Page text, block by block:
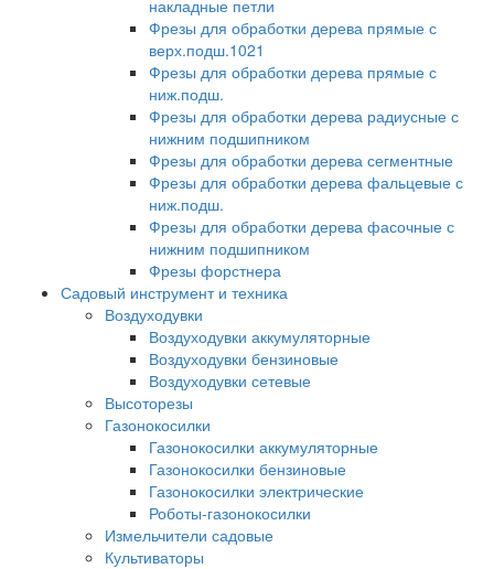
накладные петли
Фрезы для обработки дерева прямые с
верх.подш.1021
Фрезы для обработки дерева прямые с
ниж.подш.
Фрезы для обработки дерева радиусные с
нижним подшипником
Фрезы для обработки дерева сегментные
Фрезы для обработки дерева фальцевые с
ниж.подш.
Фрезы для обработки дерева фасочные с
нижним подшипником
Фрезы форстнера
Садовый инструмент и техника
Воздуходувки
Воздуходувки аккумуляторные
Воздуходувки бензиновые
Воздуходувки сетевые
Высоторезы
Газонокосилки
Газонокосилки аккумуляторные
Газонокосилки бензиновые
Газонокосилки электрические
Роботы-газонокосилки
Измельчители садовые
Культиваторы